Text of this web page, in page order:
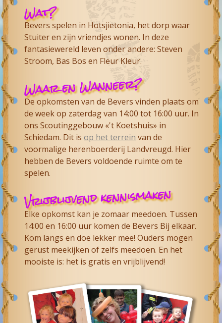
Wat?
Bevers spelen in Hotsjietonia, het dorp waar
Stuiter en zijn vriendjes wonen. In deze
fantasiewereld leven onder andere: Steven
Stroom, Bas Bos en Fleur Kleur.
Waar en Wanneer?
De opkomsten van de Bevers vinden plaats om
de week op zaterdag van 14:00 tot 16:00 uur. In
ons Scoutinggebouw «'t Koetshuis» in
Schiedam. Dit isop het terrein van de
voormalige herenboerderij Landvreugd. Hier
hebben de Bevers voldoende ruimte om te
spelen.
Vrijblijvend kennismaken
Elke opkomst kan je zomaar meedoen. Tussen
14:00 en 16:00 uur komen de Bevers Bij elkaar.
Kom langs en doe lekker mee! Ouders mogen
gerust meekijken of zelfs meedoen. En het
mooiste is: het is gratis en vrijblijvend!